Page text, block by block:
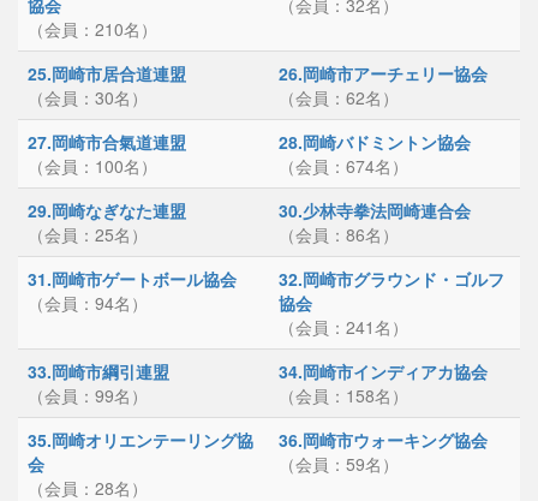
協会
（会員：210名）
（会員：32名）
25.岡崎市居合道連盟
（会員：30名）
26.岡崎市アーチェリー協会
（会員：62名）
27.岡崎市合氣道連盟
（会員：100名）
28.岡崎バドミントン協会
（会員：674名）
29.岡崎なぎなた連盟
（会員：25名）
30.少林寺拳法岡崎連合会
（会員：86名）
31.岡崎市ゲートボール協会
（会員：94名）
32.岡崎市グラウンド・ゴルフ
協会
（会員：241名）
33.岡崎市綱引連盟
（会員：99名）
34.岡崎市インディアカ協会
（会員：158名）
35.岡崎オリエンテーリング協
会
（会員：28名）
36.岡崎市ウォーキング協会
（会員：59名）